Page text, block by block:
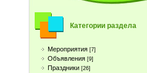
Категории раздела
Мероприятия [7]
Объявления [9]
Праздники [26]